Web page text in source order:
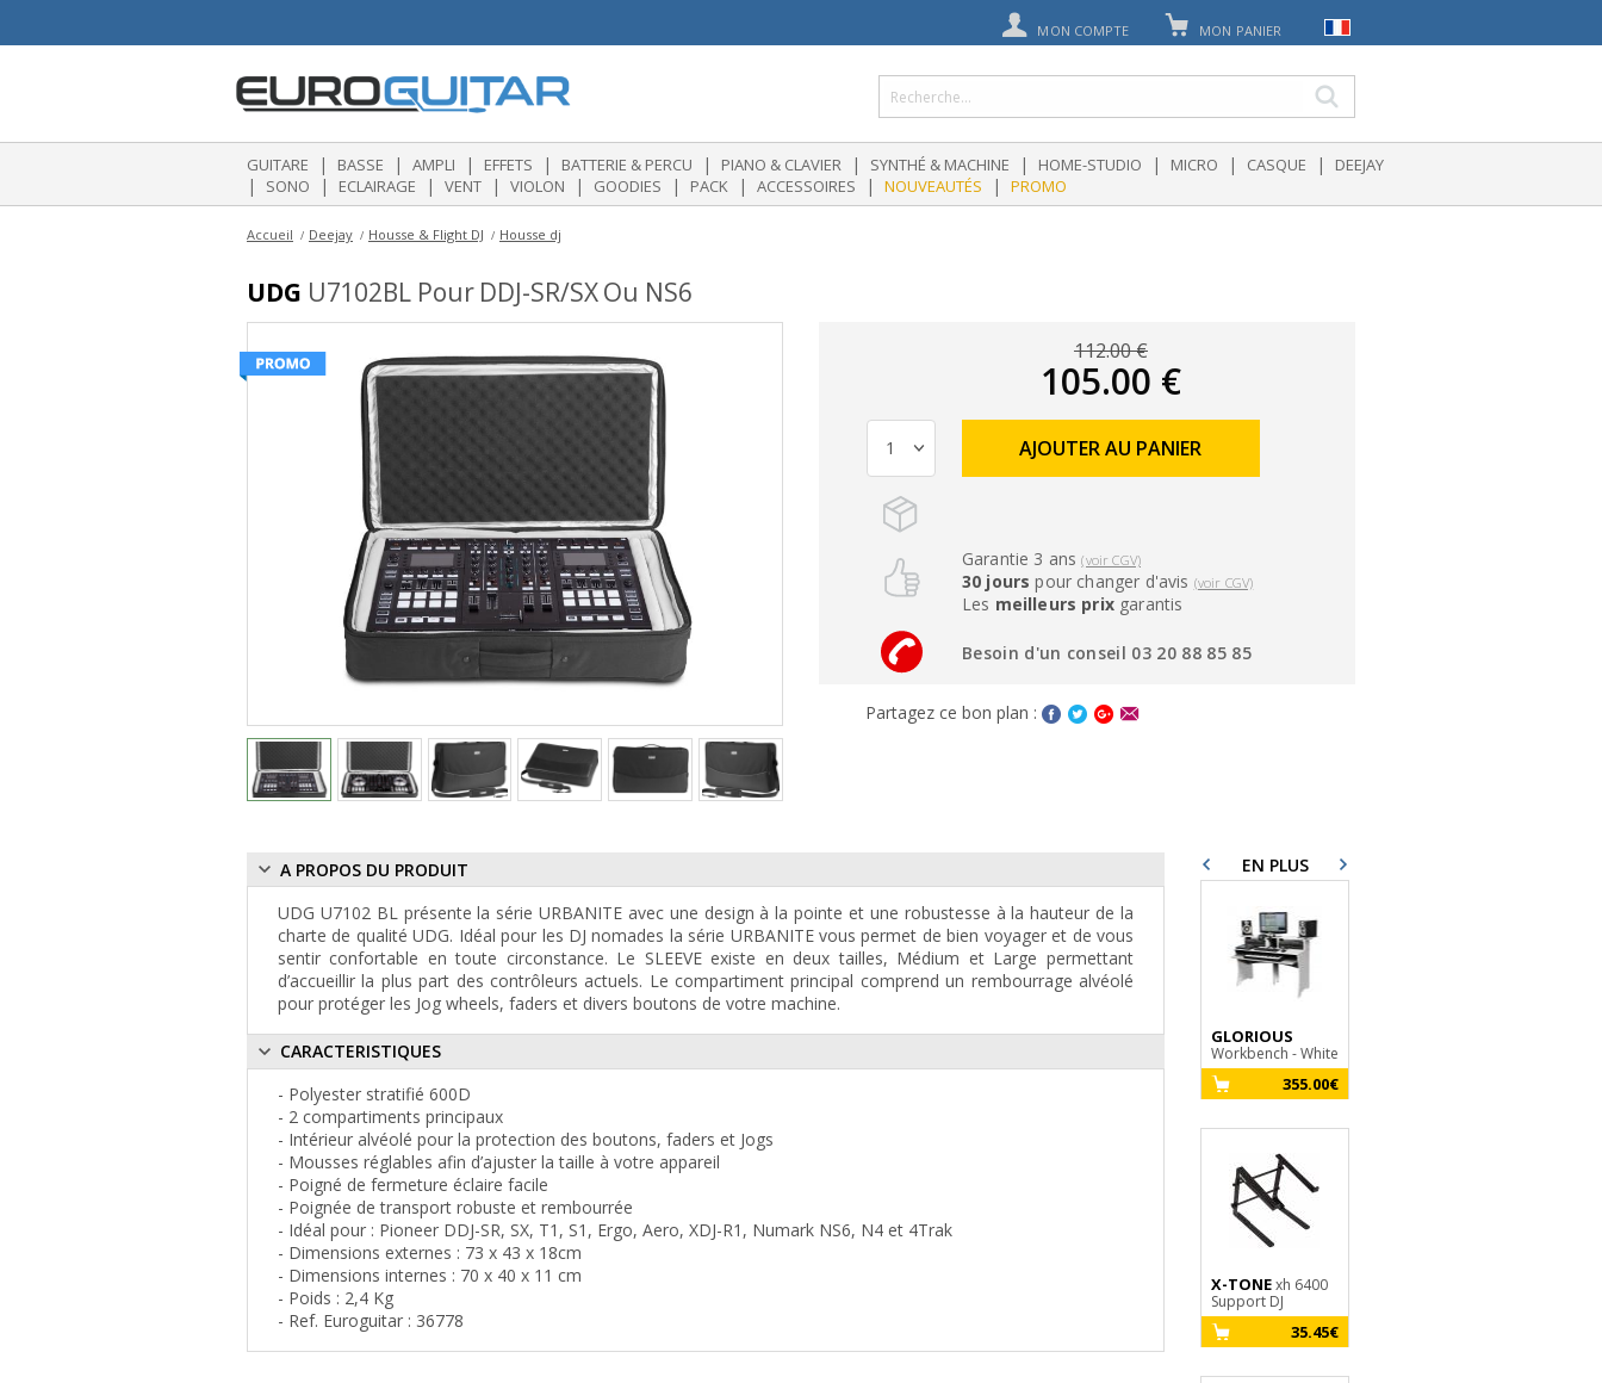
MON COMPTE MON PANIER
GUITARE | BASSE | AMPLI | EFFETS | BATTERIE & PERCU | PIANO & CLAVIER | SYNTHÉ & MACHINE | HOME-STUDIO | MICRO | CASQUE | DEEJAY
| SONO | ECLAIRAGE | VENT | VIOLON | GOODIES | PACK | ACCESSOIRES | NOUVEAUTÉS | PROMO
Accueil Deejay Housse & Flight DJ Housse dj
UDG U7102BL Pour DDJ-SR/SX Ou NS6
112.00 €
105.00 €
AJOUTER AU PANIER
Garantie 3 ans(voir CGV)
30 jours pour changer d'avis (voir CGV)
Les meilleurs prix garantis
Besoin d'un conseil 03 20 88 85 85
Partagez ce bon plan :
A PROPOS DU PRODUIT
UDG U7102 BL présente la série URBANITE avec une design à la pointe et une robustesse à la hauteur de la
charte de qualité UDG. Idéal pour les DJ nomades la série URBANITE vous permet de bien voyager et de vous
sentir confortable en toute circonstance. Le SLEEVE existe en deux tailles, Médium et Large permettant
d’accueillir la plus part des contrôleurs actuels. Le compartiment principal comprend un rembourrage alvéolé
pour protéger les Jog wheels, faders et divers boutons de votre machine.
CARACTERISTIQUES
- Polyester stratifié 600D
- 2 compartiments principaux
- Intérieur alvéolé pour la protection des boutons, faders et Jogs
- Mousses réglables afin d’ajuster la taille à votre appareil
- Poigné de fermeture éclaire facile
- Poignée de transport robuste et rembourrée
- Idéal pour : Pioneer DDJ-SR, SX, T1, S1, Ergo, Aero, XDJ-R1, Numark NS6, N4 et 4Trak
- Dimensions externes : 73 x 43 x 18cm
- Dimensions internes : 70 x 40 x 11 cm
- Poids : 2,4 Kg
- Ref. Euroguitar : 36778
EN PLUS
GLORIOUS
Workbench - White
355.00€
X-TONExh 6400
Support DJ
35.45€